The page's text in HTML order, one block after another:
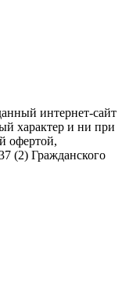
интернет-сайт
характер и ни при
офертой,
(2) Гражданского